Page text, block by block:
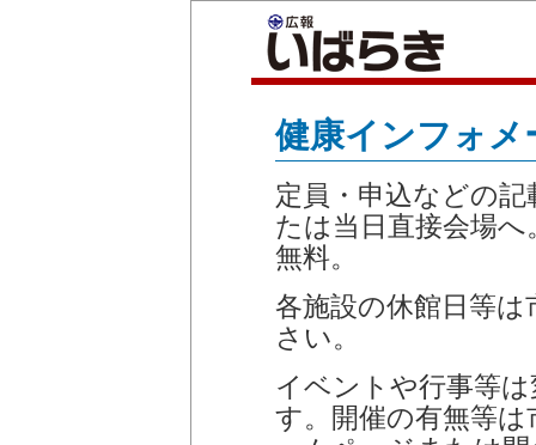
健康インフォメ
定員・申込などの
たは当日直接会場
無料。
各施設の休館日等
さい。
イベントや行事等
す。開催の有無等